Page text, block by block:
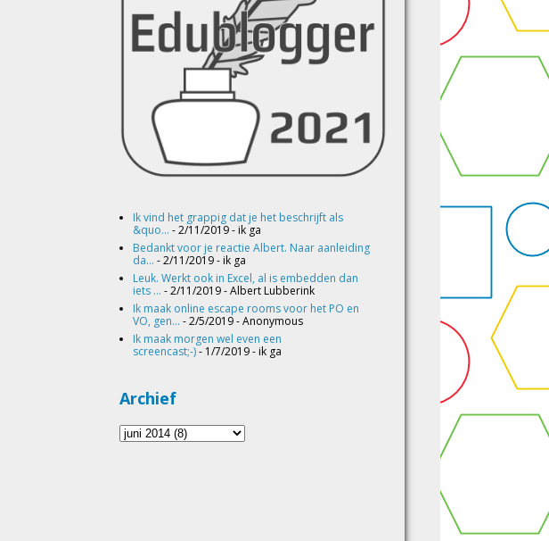
Ik vind het grappig dat je het beschrijft als
&quo... - 2/11/2019- ik ga
Bedankt voor je reactie Albert. Naar aanleiding
da... - 2/11/2019- ik ga
Leuk. Werkt ook in Excel, al is embedden dan
iets ... - 2/11/2019- Albert Lubberink
Ik maak online escape rooms voor het PO en
VO, gen... - 2/5/2019- Anonymous
Ik maak morgen wel even een
screencast;-)- 1/7/2019- ik ga
Archief